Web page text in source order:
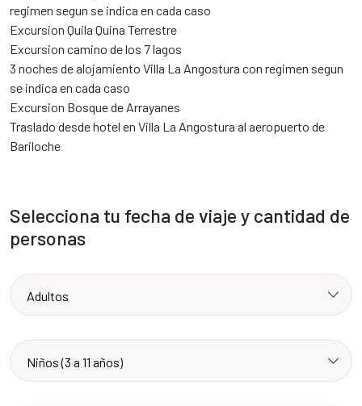
regimen segun se indica en cada caso
Excursion Quila Quina Terrestre
Excursion camino de los 7 lagos
3 noches de alojamiento Villa La Angostura con regimen segun
se indica en cada caso
Excursion Bosque de Arrayanes
Traslado desde hotel en Villa La Angostura al aeropuerto de
Bariloche
Selecciona tu fecha de viaje y cantidad de
personas